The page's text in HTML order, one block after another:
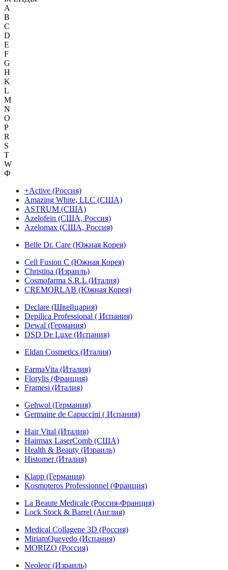
A
B
C
D
E
F
G
H
K
L
M
N
O
P
R
S
T
W
Ф
+Active (Россия)
Amazing White, LLC (США)
ASTRUM (США)
Azelofein (США, Россия)
Azelomax (США, Россия)
Belle Dr. Care (Южная Корея)
Cell Fusion C (Южная Корея)
Christina (Израиль)
Cosmofarma S.R.L (Италия)
CREMORLAB (Южная Корея)
Declare (Швейцария)
Depilica Professional ( Испания)
Dewal (Германия)
DSD De Luxe (Испания)
Eldan Cosmetics (Италия)
FarmaVita (Италия)
Florylis (Франция)
Framesi (Италия)
Gehwol (Германия)
Germaine de Capuccini ( Испания)
Hair Vital (Италия)
Hairmax LaserComb (США)
Health & Beauty (Израиль)
Histomer (Италия)
Klapp (Германия)
Kosmoteros Professionnel (Франция)
La Beaute Medicale (Россия-Франция)
Lock Stock & Barrel (Англия)
Medical Collagene 3D (Россия)
MiriamQuevedo (Испания)
MORIZO (Россия)
Neoleor (Израиль)